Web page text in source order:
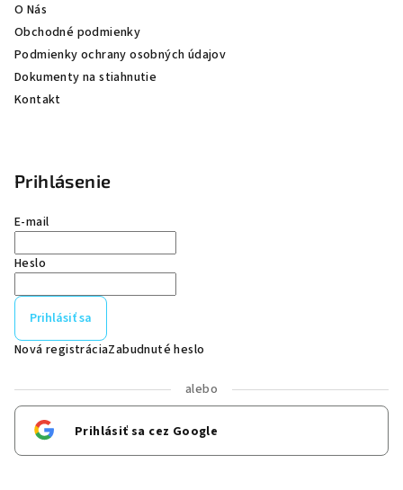
O Nás
Obchodné podmienky
Podmienky ochrany osobných údajov
Dokumenty na stiahnutie
Kontakt
Prihlásenie
E-mail
Heslo
Prihlásiť sa
Nová registráciaZabudnuté heslo
alebo
Prihlásiť sa cez Google